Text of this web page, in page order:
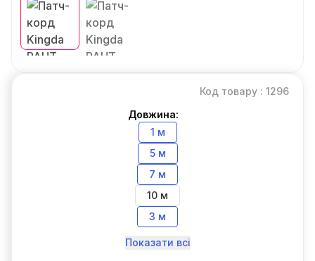
Код товару : 1296
Довжина:
1 м
5 м
7 м
10 м
3 м
Показати всі